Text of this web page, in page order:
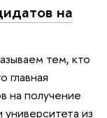
на
тем, кто
главная
на получение
из